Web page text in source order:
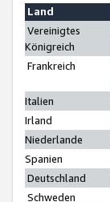
Land
Vereinigtes
Königreich
Frankreich
Italien
Irland
Niederlande
Spanien
Deutschland
Schweden